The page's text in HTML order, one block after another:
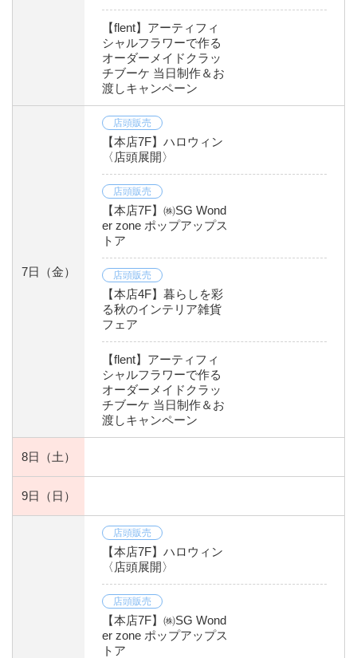
【flent】アーティフィ
シャルフラワーで作る
オーダーメイドクラッ
チブーケ 当日制作＆お
渡しキャンペーン
7日 （金）
店頭販売
【本店7F】ハロウィン
〈店頭展開〉
店頭販売
【本店7F】㈱SG Wond
er zone ポップアップス
トア
店頭販売
【本店4F】暮らしを彩
る秋のインテリア雑貨
フェア
【flent】アーティフィ
シャルフラワーで作る
オーダーメイドクラッ
チブーケ 当日制作＆お
渡しキャンペーン
8日 （土）
9日 （日）
店頭販売
【本店7F】ハロウィン
〈店頭展開〉
店頭販売
【本店7F】㈱SG Wond
er zone ポップアップス
トア